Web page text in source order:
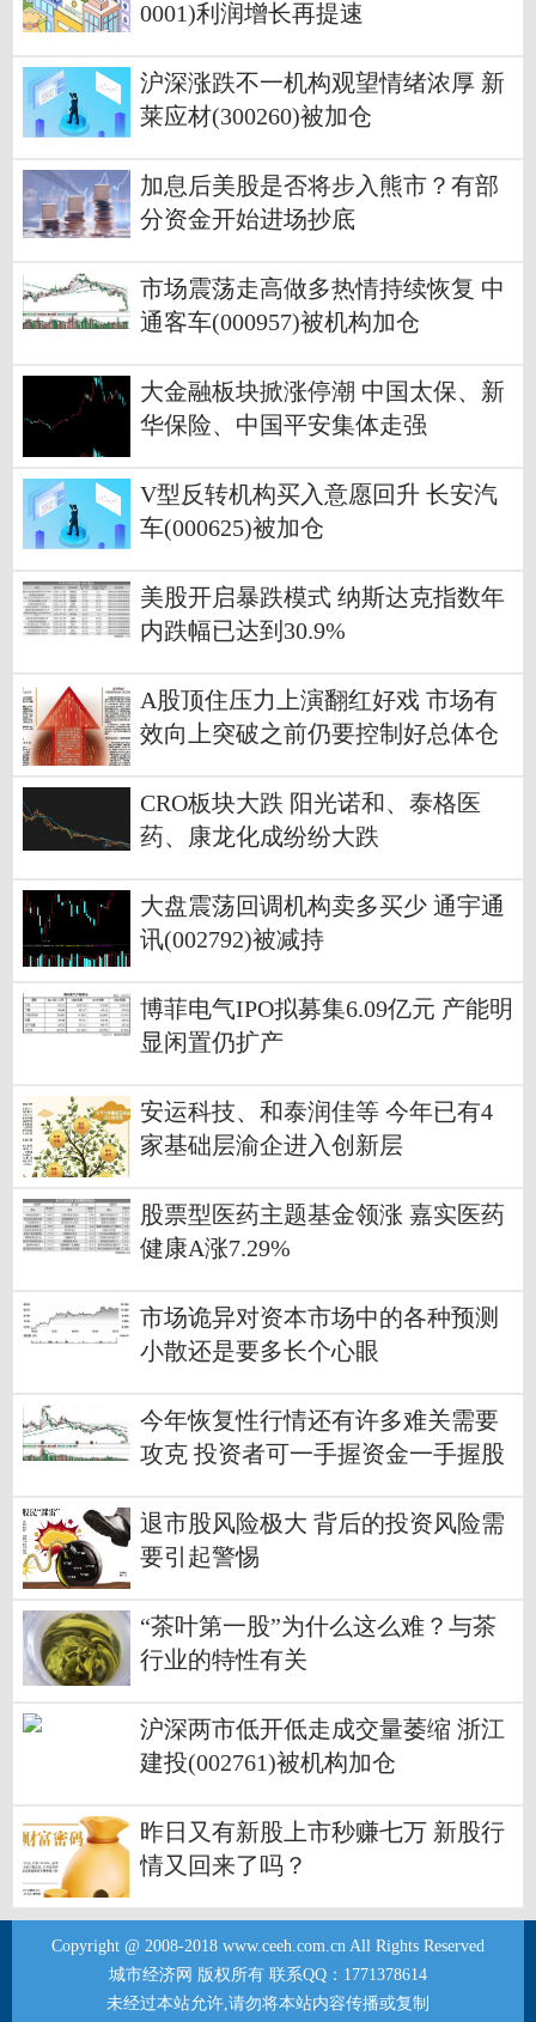
0001)利润增长再提速
沪深涨跌不一机构观望情绪浓厚 新
莱应材(300260)被加仓
加息后美股是否将步入熊市？有部
分资金开始进场抄底
市场震荡走高做多热情持续恢复 中
通客车(000957)被机构加仓
大金融板块掀涨停潮 中国太保、新
华保险、中国平安集体走强
V型反转机构买入意愿回升 长安汽
车(000625)被加仓
美股开启暴跌模式 纳斯达克指数年
内跌幅已达到30.9%
A股顶住压力上演翻红好戏 市场有
效向上突破之前仍要控制好总体仓
CRO板块大跌 阳光诺和、泰格医
药、康龙化成纷纷大跌
大盘震荡回调机构卖多买少 通宇通
讯(002792)被减持
博菲电气IPO拟募集6.09亿元 产能明
显闲置仍扩产
安运科技、和泰润佳等 今年已有4
家基础层渝企进入创新层
股票型医药主题基金领涨 嘉实医药
健康A涨7.29%
市场诡异对资本市场中的各种预测
小散还是要多长个心眼
今年恢复性行情还有许多难关需要
攻克 投资者可一手握资金一手握股
退市股风险极大 背后的投资风险需
要引起警惕
“茶叶第一股”为什么这么难？与茶
行业的特性有关
沪深两市低开低走成交量萎缩 浙江
建投(002761)被机构加仓
昨日又有新股上市秒赚七万 新股行
情又回来了吗？
Copyright @ 2008-2018 www.ceeh.com.cn All Rights Reserved
城市经济网 版权所有 联系QQ：1771378614
未经过本站允许,请勿将本站内容传播或复制